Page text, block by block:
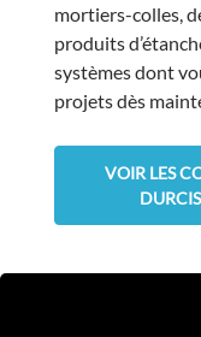
mortiers-colles,
produits
systèmes dont
projets dès
VOIR LES